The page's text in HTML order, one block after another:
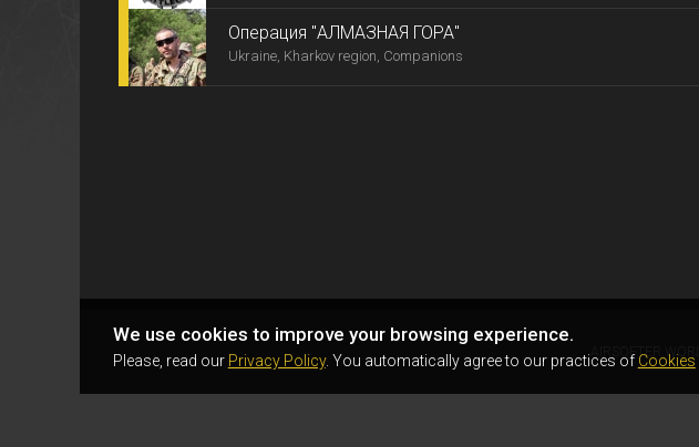
Операция "АЛМАЗНАЯ ГОРА"
Ukraine, Kharkov region, Companions
We use cookies to improve your browsing experience.
Please, read our Privacy Policy. You automatically agree to our practices of Cookies